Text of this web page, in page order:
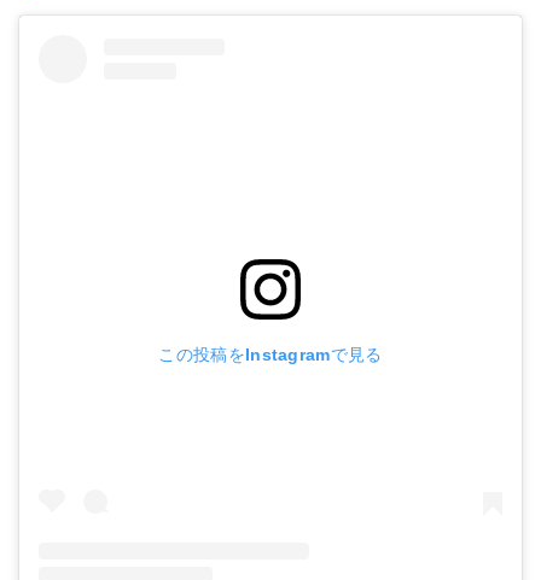
この投稿をInstagramで見る